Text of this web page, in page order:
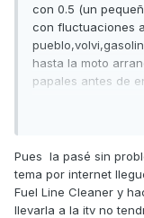
con 0.5 (un
con fluctuaciones
hasta la moto
papales antes de
subia a 0.9!! me la
eso era usandola
llendo a un pueblo
dias!!! asique no
nuevo,reglaje
Pues la pasé sin
tema por internet
Fuel Line Cleaner y
llevarla a la itv no